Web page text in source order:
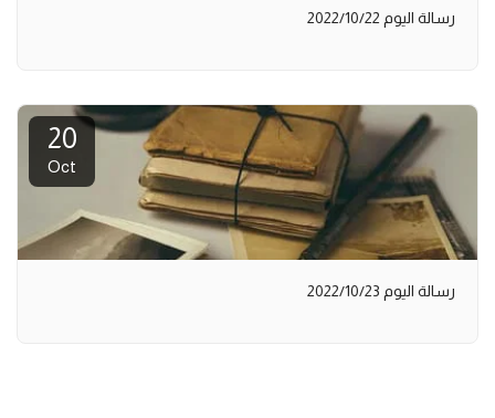
رسالة اليوم 2022/10/22
20
Oct
رسالة اليوم 2022/10/23